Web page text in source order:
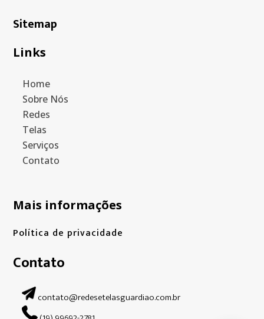
Sitemap
Links
Home
Sobre Nós
Redes
Telas
Serviços
Contato
Mais informações
Política de privacidade
Contato
contato@redesetelasguardiao.com.br